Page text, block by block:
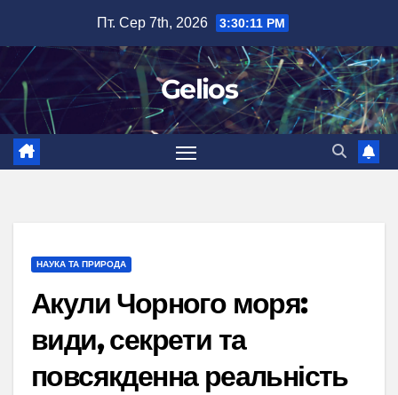
вмісту
Пт. Сер 7th, 2026 3:30:12 PM
Gelios
НАУКА ТА ПРИРОДА
Акули Чорного моря:
види, секрети та
повсякденна реальність